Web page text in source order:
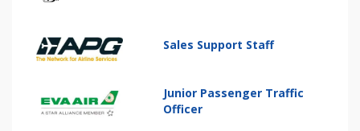
Sales Support Staff
Junior Passenger Traffic
Officer